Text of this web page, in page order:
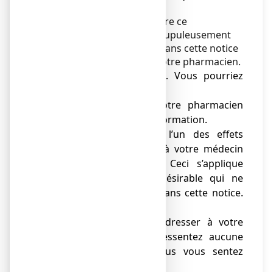
Vous devez toujours prendre ce
médicament en suivant scrupuleusement
les informations fournies dans cette notice
ou par votre médecin ou votre pharmacien.
● Gardez cette notice. Vous pourriez
● Adressez-vous à votre pharmacien
pour tout conseil ou information.
● Si vous ressentez l’un des effets
indésirables, parlez-en à votre médecin
ou votre pharmacien. Ceci s’applique
aussi à tout effet indésirable qui ne
serait pas mentionné dans cette notice.
● Vous devez vous adresser à votre
médecin si vous ne ressentez aucune
amélioration ou si vous vous sentez